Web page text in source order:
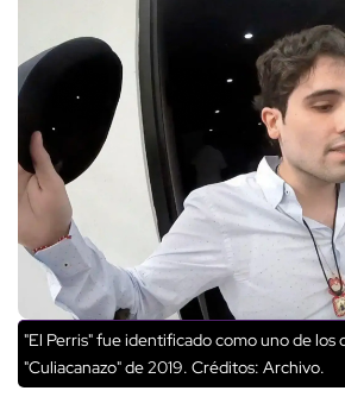
"El Perris" fue identificado como uno de los
"Culiacanazo" de 2019. Créditos: Archivo.